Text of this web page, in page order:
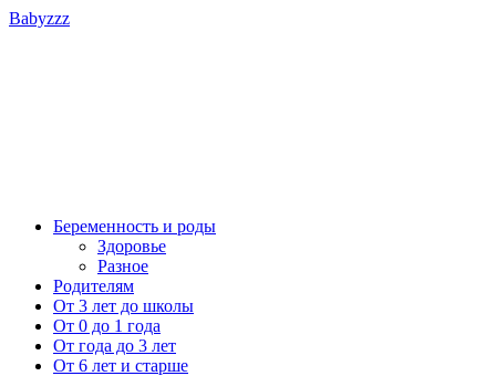
Babyzzz
Беременность и роды
Здоровье
Разное
Родителям
От 3 лет до школы
От 0 до 1 года
От года до 3 лет
От 6 лет и старше